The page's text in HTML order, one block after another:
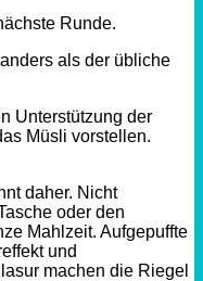
Runde.
als der übliche
Unterstützung der
Müsli vorstellen.
daher. Nicht
oder den
Mahlzeit. Aufgepuffte
und
machen die Riegel